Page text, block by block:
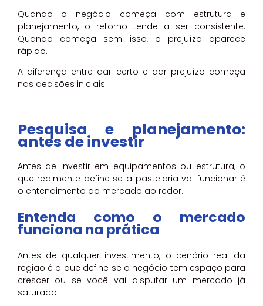
Quando o negócio começa com estrutura e
planejamento, o retorno tende a ser consistente.
Quando começa sem isso, o prejuízo aparece
rápido.
A diferença entre dar certo e dar prejuízo começa
nas decisões iniciais.
Pesquisa e planejamento:
antes de investir
Antes de investir em equipamentos ou estrutura, o
que realmente define se a pastelaria vai funcionar é
o entendimento do mercado ao redor.
Entenda como o mercado
funciona na prática
Antes de qualquer investimento, o cenário real da
região é o que define se o negócio tem espaço para
crescer ou se você vai disputar um mercado já
saturado.